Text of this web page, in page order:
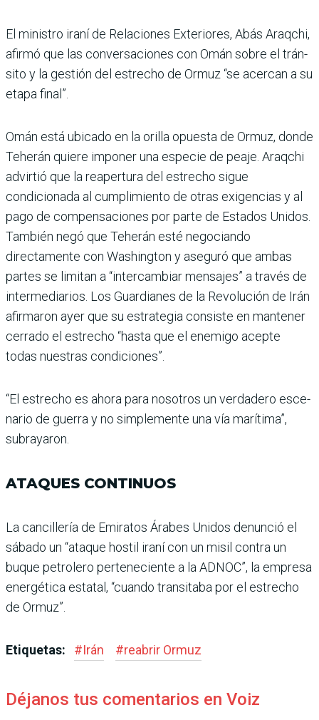
El ministro iraní de Relacio­nes Exteriores, Abás Araqchi,
afirmó que las conversacio­nes con Omán sobre el trán­
sito y la gestión del estrecho de Ormuz “se acercan a su
etapa final”.
Omán está ubicado en la ori­lla opuesta de Ormuz, donde
Teherán quiere imponer una especie de peaje. Araqchi
advirtió que la reapertura del estrecho sigue
condicionada al cumplimiento de otras exi­gencias y al
pago de compen­saciones por parte de Esta­dos Unidos.
También negó que Teherán esté negociando
directamente con Washing­ton y aseguró que ambas
par­tes se limitan a “intercambiar mensajes” a través de
inter­mediarios. Los Guardianes de la Revolución de Irán
afir­maron ayer que su estrategia consiste en mantener
cerrado el estrecho “hasta que el ene­migo acepte
todas nuestras condiciones”.
“El estrecho es ahora para nosotros un verdadero esce­
nario de guerra y no simple­mente una vía marítima”,
subrayaron.
ATAQUES CONTINUOS
La cancillería de Emiratos Árabes Unidos denunció el
sábado un “ataque hostil iraní con un misil contra un
buque petrolero perteneciente a la ADNOC”, la empresa
energé­tica estatal, “cuando transitaba por el estrecho
de Ormuz”.
Etiquetas: #Irán #reabrir Ormuz
Déjanos tus comentarios en Voiz